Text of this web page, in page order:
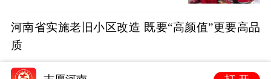
河南省实施老旧小区改造 既要“高颜值”更要高品
质